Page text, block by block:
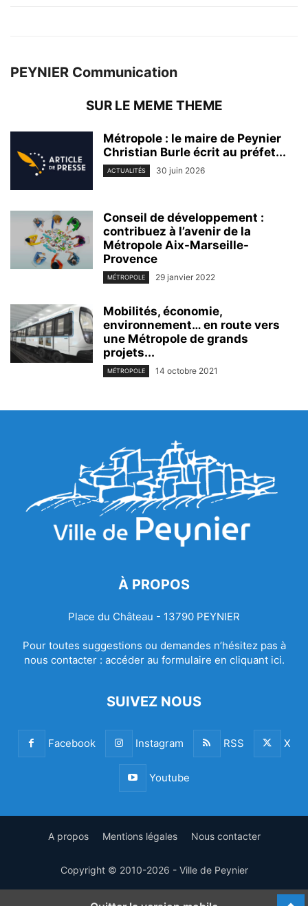
PEYNIER Communication
SUR LE MEME THEME
Métropole : le maire de Peynier
Christian Burle écrit au préfet...
ACTUALITÉS 30 juin 2026
Conseil de développement :
contribuez à l’avenir de la
Métropole Aix-Marseille-
Provence
MÉTROPOLE 29 janvier 2022
Mobilités, économie,
environnement… en route vers
une Métropole de grands
projets...
MÉTROPOLE 14 octobre 2021
À PROPOS
Place du Château - 13790 PEYNIER
Pour toutes suggestions ou demandes n’hésitez pas à
nous contacter : accéder au formulaire en cliquant ici.
SUIVEZ NOUS
Facebook Instagram RSS X
Youtube
A propos Mentions légales Nous contacter
Copyright © 2010-2026 - Ville de Peynier